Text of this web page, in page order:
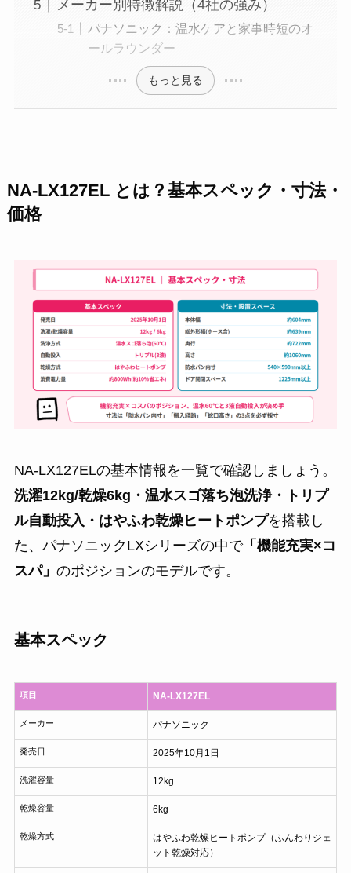
メーカー別特徴解説（4社の強み）
パナソニック：温水ケアと家事時短のオ
ールラウンダー
もっと見る
NA-LX127EL とは？基本スペック・寸法・
価格
NA-LX127ELの基本情報を一覧で確認しましょう。
洗濯12kg/乾燥6kg・温水スゴ落ち泡洗浄・トリプ
ル自動投入・はやふわ乾燥ヒートポンプを搭載し
た、パナソニックLXシリーズの中で「機能充実×コ
スパ」 のポジションのモデルです。
基本スペック
項目 NA-LX127EL
メーカー パナソニック
発売日 2025年10月1日
洗濯容量 12kg
乾燥容量 6kg
乾燥方式
はやふわ乾燥ヒートポンプ（ふんわりジェ
ット乾燥対応）